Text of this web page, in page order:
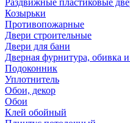
Раздвижные пластиковые
Козырьки
Противопожарные
Двери строительные
Двери для бани
Дверная фурнитура, обивка
Подоконник
Уплотнитель
Обои, декор
Обои
Клей обойный